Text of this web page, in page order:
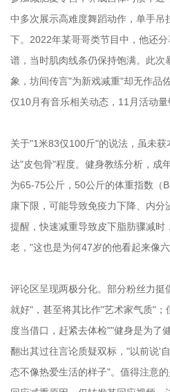
中多次展示高难度舞蹈动作，单手吊
下。2022年某哥哥类节目中，他还
谱，当时肌肉线条仍保持饱满。此次
象，坊间传言"为新戏减重"却无作品
仅10月有音乐相关动态，11月活动量
关于"1米83仅100斤"的说法，虽未
达"皮包骨"程度。健身教练分析，成
为65-75公斤，50公斤的体重指数（
康下限，可能导致免疫力下降、内
提醒，快速减重导致皮下脂肪骤减时
老，"这也是为何47岁的他看起来像六
评论区呈现两极分化。部分粉丝力挺
就好"，甚至将其比作"艺术家气质"；
度当借口，赶紧去体检""健身是为了
翻出其过往言论质疑双标，"以前说'
态不像热爱生活的样子"。值得注意